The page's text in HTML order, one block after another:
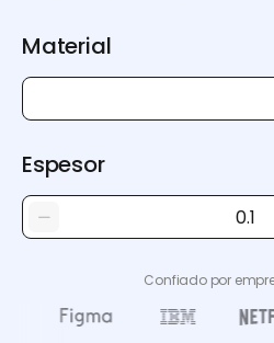
Material
Espesor
Confiado por